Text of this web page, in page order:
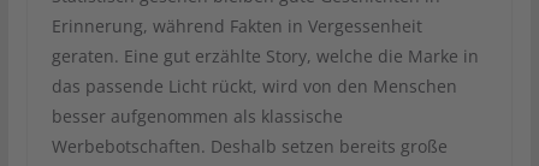
Erinnerung, während Fakten in Vergessenheit
geraten. Eine gut erzählte Story, welche die Marke in
das passende Licht rückt, wird von den Menschen
besser aufgenommen als klassische
Werbebotschaften. Deshalb setzen bereits große